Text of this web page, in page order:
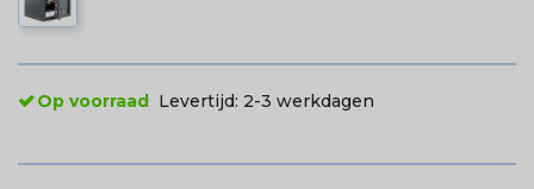
Op voorraad Levertijd: 2-3 werkdagen